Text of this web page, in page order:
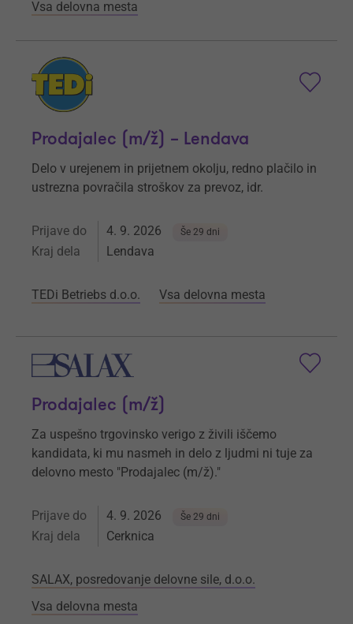
Vsa delovna mesta
Prodajalec (m/ž) – Lendava
Delo v urejenem in prijetnem okolju, redno plačilo in
ustrezna povračila stroškov za prevoz, idr.
Prijave do 4. 9. 2026 Še 29 dni
Kraj dela Lendava
TEDi Betriebs d.o.o. Vsa delovna mesta
Prodajalec (m/ž)
Za uspešno trgovinsko verigo z živili iščemo
kandidata, ki mu nasmeh in delo z ljudmi ni tuje za
delovno mesto "Prodajalec (m/ž)."
Prijave do 4. 9. 2026 Še 29 dni
Kraj dela Cerknica
SALAX, posredovanje delovne sile, d.o.o.
Vsa delovna mesta